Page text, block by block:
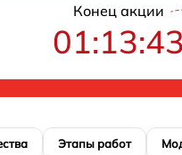
Конец акции
01:13:42
Этапы работ